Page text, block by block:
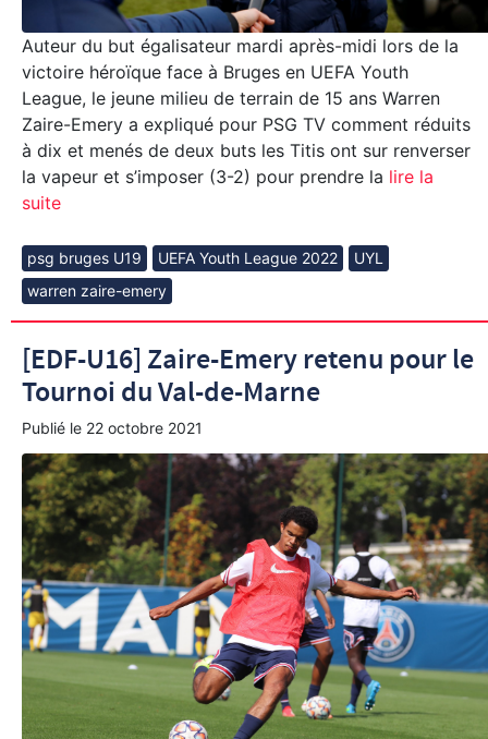
Auteur du but égalisateur mardi après-midi lors de la
victoire héroïque face à Bruges en UEFA Youth
League, le jeune milieu de terrain de 15 ans Warren
Zaire-Emery a expliqué pour PSG TV comment réduits
à dix et menés de deux buts les Titis ont sur renverser
la vapeur et s’imposer (3-2) pour prendre la lire la
suite
psg bruges U19 UEFA Youth League 2022
UYL
warren zaire-emery
[EDF-U16] Zaire-Emery retenu pour le
Tournoi du Val-de-Marne
Publié le 22 octobre 2021